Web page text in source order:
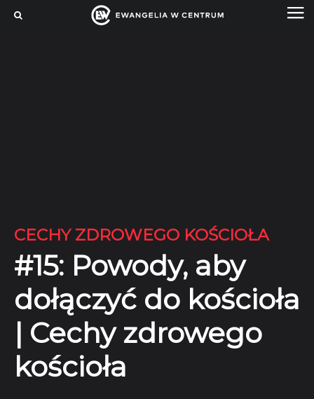
CECHY ZDROWEGO KOŚCIOŁA
#15: Powody, aby
dołączyć do kościoła
| Cechy zdrowego
kościoła